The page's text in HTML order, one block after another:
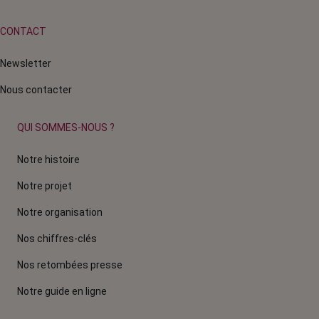
CONTACT
Newsletter
Nous contacter
QUI SOMMES-NOUS ?
Notre histoire
Notre projet
Notre organisation
Nos chiffres-clés
Nos retombées presse
Notre guide en ligne